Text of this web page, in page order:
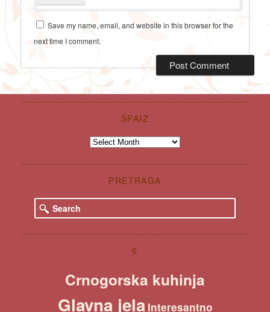
Save my name, email, and website in this browser for the
next time I comment.
ŠPAIZ
Špaiz
PRETRAGA
e
r
6
Crnogorska kuhinja
Glavna jela Interesantno